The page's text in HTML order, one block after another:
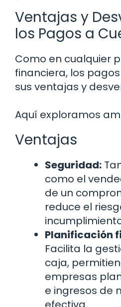
Ventajas y
los Pagos a
Como en cualquier
financiera, los
sus ventajas y
Aquí exploramos
Ventajas
Seguridad:
como el
de un
reduce el
Planificación
Facilita la
caja,
empresas
e ingresos de